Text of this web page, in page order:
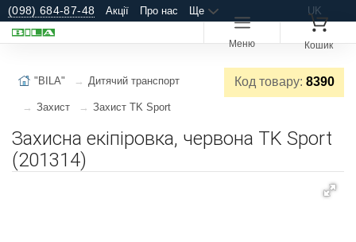
(098) 684-87-48 Акції Про нас Ще UK
Меню Кошик
Код товару: 8390
"BILA" Дитячий транспорт
Захист Захист TK Sport
Захисна екіпіровка, червона TK Sport
(201314)